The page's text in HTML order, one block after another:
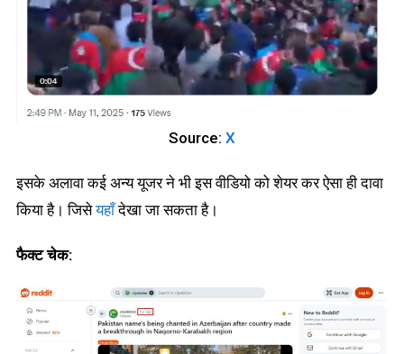
Source: X
इसके अलावा कई अन्य यूजर ने भी इस वीडियो को शेयर कर ऐसा ही दावा
किया है। जिसेयहाँदेखा जा सकता है।
फैक्ट चेक: